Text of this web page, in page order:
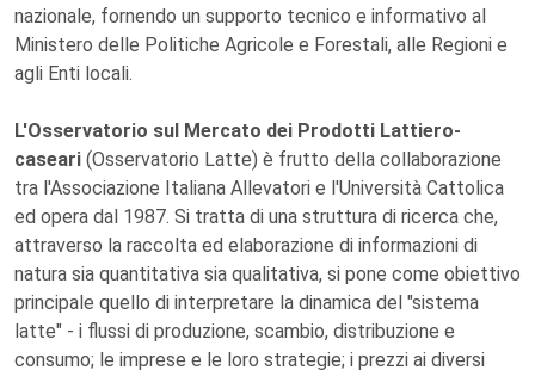
nazionale, fornendo un supporto tecnico e informativo al
Ministero delle Politiche Agricole e Forestali, alle Regioni e
agli Enti locali.
L'Osservatorio sul Mercato dei Prodotti Lattiero-
caseari (Osservatorio Latte) è frutto della collaborazione
tra l'Associazione Italiana Allevatori e l'Università Cattolica
ed opera dal 1987. Si tratta di una struttura di ricerca che,
attraverso la raccolta ed elaborazione di informazioni di
natura sia quantitativa sia qualitativa, si pone come obiettivo
principale quello di interpretare la dinamica del "sistema
latte" - i flussi di produzione, scambio, distribuzione e
consumo; le imprese e le loro strategie; i prezzi ai diversi